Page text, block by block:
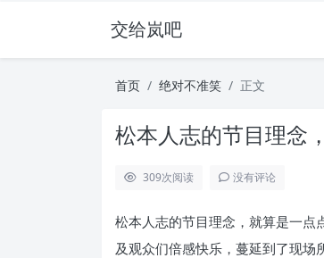
交给岚吧
首页 绝对不准笑 正文
松本人志的节目理念
309次阅读 没有评论
松本人志的节目理念，就算是一点
及观众们倍感快乐，蔓延到了现